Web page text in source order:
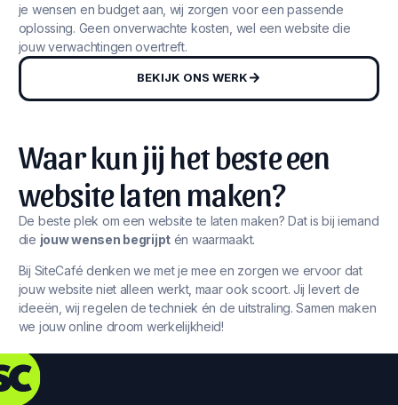
je wensen en budget aan, wij zorgen voor een passende
oplossing. Geen onverwachte kosten, wel een website die
jouw verwachtingen overtreft.
BEKIJK ONS WERK
Waar kun jij het beste een
website laten maken?
De beste plek om een website te laten maken? Dat is bij iemand
die jouw wensen begrijpt én waarmaakt.
Bij SiteCafé denken we met je mee en zorgen we ervoor dat
jouw website niet alleen werkt, maar ook scoort. Jij levert de
ideeën, wij regelen de techniek én de uitstraling. Samen maken
we jouw online droom werkelijkheid!